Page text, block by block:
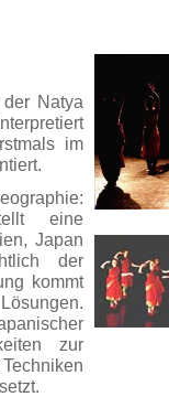
Natya
im
eine
Japan
der
kommt
zur